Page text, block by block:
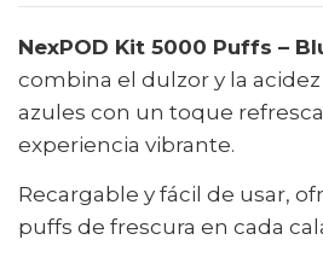
NexPOD Kit 5000 Puffs –
combina el dulzor y la
azules con un toque
experiencia vibrante.
Recargable y fácil de usar,
puffs de frescura en cada